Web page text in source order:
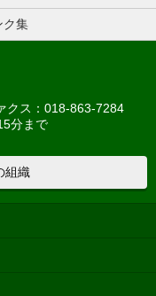
ク集
クス：018-863-7284
分まで
組織